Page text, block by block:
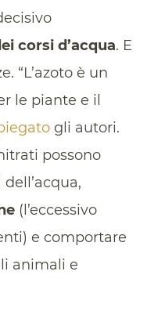
corsi d’acqua. E
“L’azoto è un
le piante e il
gli autori.
possono
(l’eccessivo
e comportare
animali e